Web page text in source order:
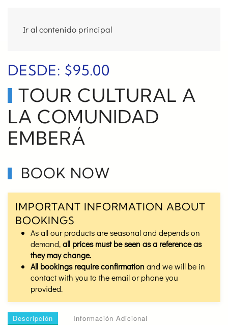
Ir al contenido principal
DESDE: $95.00
TOUR CULTURAL A
LA COMUNIDAD
EMBERÁ
BOOK NOW
IMPORTANT INFORMATION ABOUT
BOOKINGS
As all our products are seasonal and depends on
demand,all prices must be seen as a reference as
they may change.
All bookings require confirmationand we will be in
contact with you to the email or phone you
provided.
Descripción
Información Adicional